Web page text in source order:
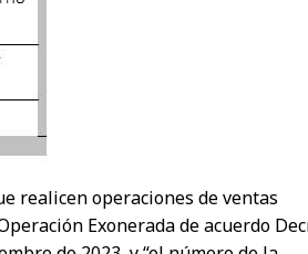
realicen operaciones de ventas
Exonerada de acuerdo